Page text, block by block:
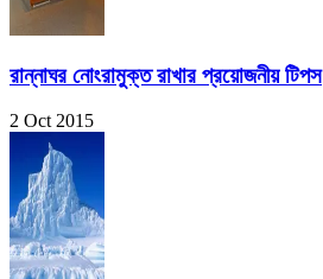
রান্নাঘর নোংরামুক্ত রাখার প্রয়োজনীয় টিপস
2 Oct 2015